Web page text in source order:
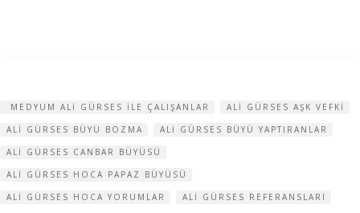
MEDYUM ALI GÜRSES ILE ÇALIŞANLAR
ALI GÜRSES AŞK VEFKI
ALI GÜRSES BÜYÜ BOZMA
ALI GÜRSES BÜYÜ YAPTIRANLAR
ALI GÜRSES CANBAR BÜYÜSÜ
ALI GÜRSES HOCA PAPAZ BÜYÜSÜ
ALI GÜRSES HOCA YORUMLAR
ALI GÜRSES REFERANSLARI